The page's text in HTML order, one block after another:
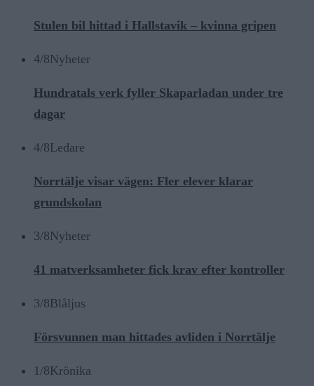
Stulen bil hittad i Hallstavik – kvinna gripen
4/8Nyheter
Hundratals verk fyller Skaparladan under tre
dagar
4/8Ledare
Norrtälje visar vägen: Fler elever klarar
grundskolan
3/8Nyheter
41 matverksamheter fick krav efter kontroller
3/8Blåljus
Försvunnen man hittades avliden i Norrtälje
1/8Krönika